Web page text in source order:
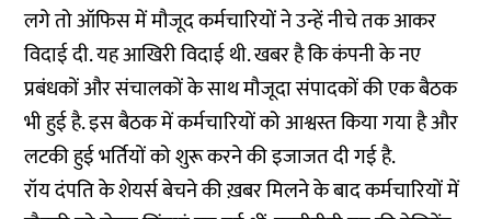
लगे तो ऑफिस में मौजूद कर्मचारियों ने उन्हें नीचे तक आकर
विदाई दी. यह आखिरी विदाई थी. खबर है कि कंपनी के नए
प्रबंधकों और संचालकों के साथ मौजूदा संपादकों की एक बैठक
भी हुई है. इस बैठक में कर्मचारियों को आश्वस्त किया गया है और
लटकी हुई भर्तियों को शुरू करने की इजाजत दी गई है.
रॉय दंपति के शेयर्स बेचने की ख़बर मिलने के बाद कर्मचारियों में